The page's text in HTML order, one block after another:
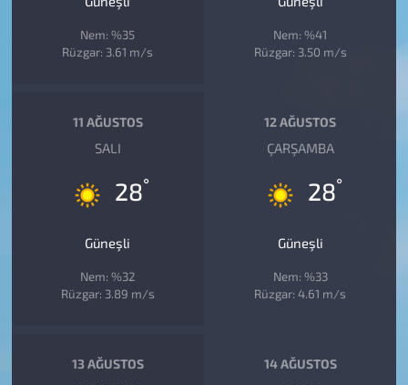
Nem: %35
Rüzgar: 3.61 m/s
Nem: %41
Rüzgar: 3.50 m/s
11 AĞUSTOS
SALI
28°
Güneşli
Nem: %32
Rüzgar: 3.89 m/s
12 AĞUSTOS
ÇARŞAMBA
28°
Güneşli
Nem: %33
Rüzgar: 4.61 m/s
13 AĞUSTOS 14 AĞUSTOS